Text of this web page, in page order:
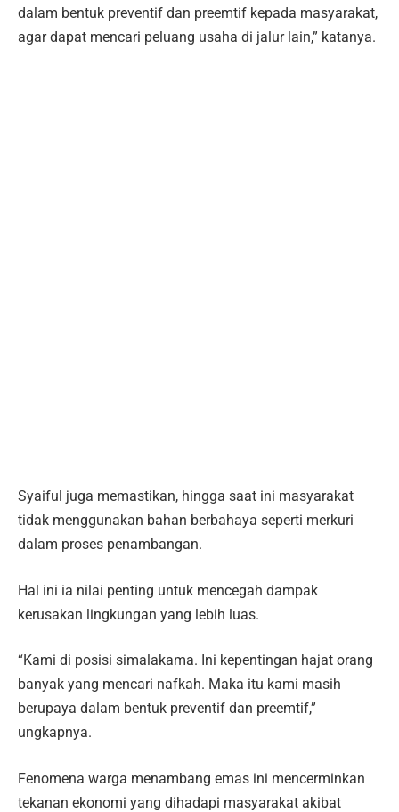
dalam bentuk preventif dan preemtif kepada masyarakat,
agar dapat mencari peluang usaha di jalur lain,” katanya.
Syaiful juga memastikan, hingga saat ini masyarakat
tidak menggunakan bahan berbahaya seperti merkuri
dalam proses penambangan.
Hal ini ia nilai penting untuk mencegah dampak
kerusakan lingkungan yang lebih luas.
“Kami di posisi simalakama. Ini kepentingan hajat orang
banyak yang mencari nafkah. Maka itu kami masih
berupaya dalam bentuk preventif dan preemtif,”
ungkapnya.
Fenomena warga menambang emas ini mencerminkan
tekanan ekonomi yang dihadapi masyarakat akibat